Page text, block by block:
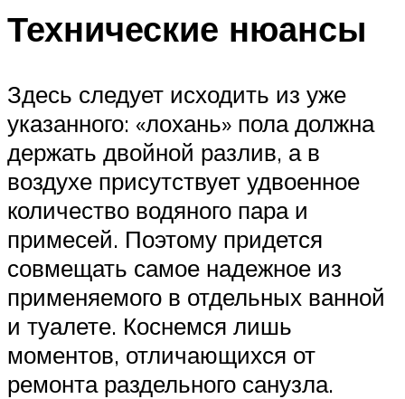
Технические нюансы
Здесь следует исходить из уже
указанного: «лохань» пола должна
держать двойной разлив, а в
воздухе присутствует удвоенное
количество водяного пара и
примесей. Поэтому придется
совмещать самое надежное из
применяемого в отдельных ванной
и туалете. Коснемся лишь
моментов, отличающихся от
ремонта раздельного санузла.